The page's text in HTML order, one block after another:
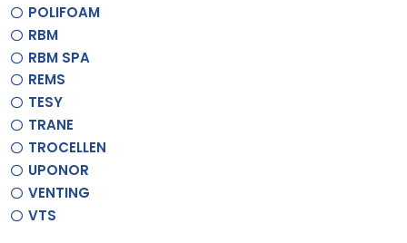
POLIFOAM
RBM
RBM SPA
REMS
TESY
TRANE
TROCELLEN
UPONOR
VENTING
VTS